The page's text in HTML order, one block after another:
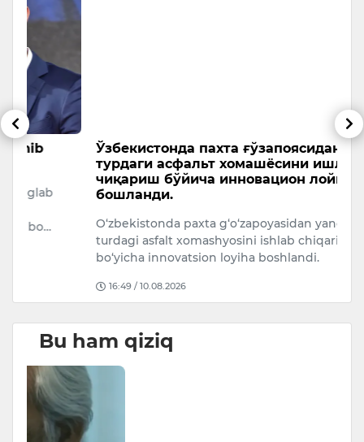
Ўзбекистонда пахта ғўзапоясидан янги
турдаги асфальт хомашёсини ишлаб
чиқариш бўйича инновацион лойиҳа
бошланди.
O‘zbekistonda paxta g‘o‘zapoyasidan yangi
turdagi asfalt xomashyosini ishlab chiqarish
bo‘yicha innovatsion loyiha boshlandi.
16:49 / 10.08.2026
Bu ham qiziq